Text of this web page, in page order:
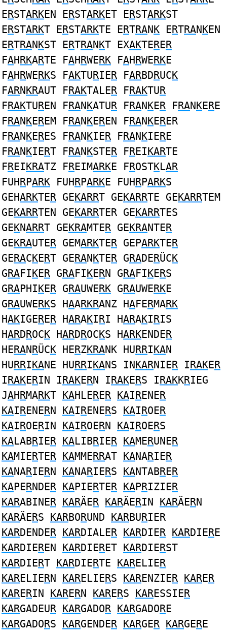
ERSTARKEN ERSTARKET ERSTARKST
ERSTARKT ERSTARKTE ERTRANK ERTRANKEN
ERTRANKST ERTRANKT EXAKTERER
FAHRKARTE FAHRWERK FAHRWERKE
FAHRWERKS FAKTURIER FARBDRUCK
FARNKRAUT FRAKTALER FRAKTUR
FRAKTUREN FRANKATUR FRANKER FRANKERE
FRANKEREM FRANKEREN FRANKERER
FRANKERES FRANKIER FRANKIERE
FRANKIERT FRANKSTER FREIKARTE
FREIKRATZ FREIMARKE FROSTKLAR
FUHRPARK FUHRPARKE FUHRPARKS
GEHARKTER GEKARRT GEKARRTE GEKARRTEM
GEKARRTEN GEKARRTER GEKARRTES
GEKNARRT GEKRAMTER GEKRANTER
GEKRAUTER GEMARKTER GEPARKTER
GERACKERT GERANKTER GRADERÜCK
GRAFIKER GRAFIKERN GRAFIKERS
GRAPHIKER GRAUWERK GRAUWERKE
GRAUWERKS HAARKRANZ HAFERMARK
HAKIGERER HARAKIRI HARAKIRIS
HARDROCK HARDROCKS HARKENDER
HERANRÜCK HERZKRANK HURRIKAN
HURRIKANE HURRIKANS INKARNIER IRAKER
IRAKERIN IRAKERN IRAKERS IRAKKRIEG
JAHRMARKT KAHLERER KAIRENER
KAIRENERN KAIRENERS KAIROER
KAIROERIN KAIROERN KAIROERS
KALABRIER KALIBRIER KAMERUNER
KAMIERTER KAMMERRAT KANARIER
KANARIERN KANARIERS KANTABRER
KAPERNDER KAPIERTER KAPRIZIER
KARABINER KARÄER KARÄERIN KARÄERN
KARÄERS KARBORUND KARBURIER
KARDENDER KARDIALER KARDIER KARDIERE
KARDIEREN KARDIERET KARDIERST
KARDIERT KARDIERTE KARELIER
KARELIERN KARELIERS KARENZIER KARER
KARERIN KARERN KARERS KARESSIER
KARGADEUR KARGADOR KARGADORE
KARGADORS KARGENDER KARGER KARGERE